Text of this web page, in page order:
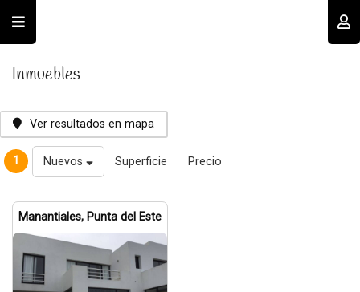
Recordar datos
INGRESAR
Inmuebles
Ver resultados en mapa
1 Nuevos Superficie Precio
Manantiales, Punta del Este